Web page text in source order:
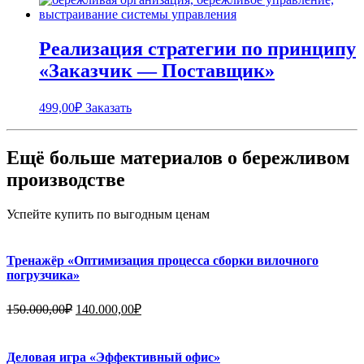
Реализация стратегии по принципу
«Заказчик — Поставщик»
499,00₽ Заказать
Ещё больше материалов о бережливом
производстве
Успейте купить по выгодным ценам
Тренажёр «Оптимизация процесса сборки вилочного
погрузчика»
150.000,00₽ Первоначальная
150.000,00₽.
140.000,00₽Текущая
Деловая игра «Эффективный офис»